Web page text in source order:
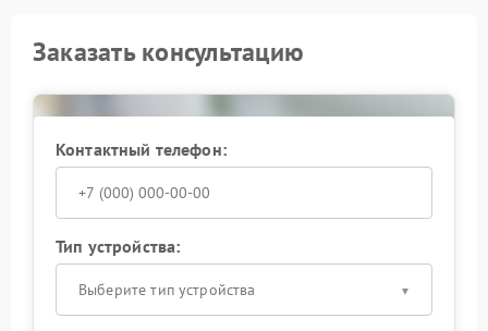
Заказать консультацию
Контактный телефон:
Тип устройства:
Выберите тип устройства